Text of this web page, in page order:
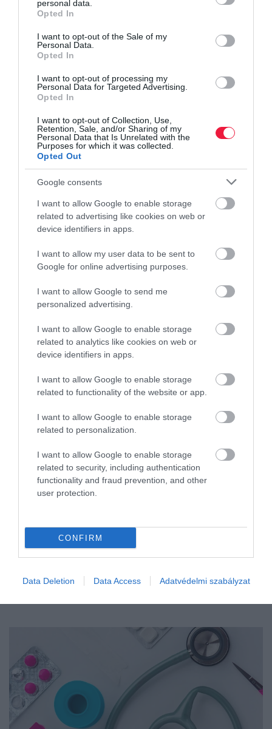
grant or deny consent to Google and its third-party tags to
use your data for below specified purposes in below Google
consent section.
personal data.
Opted In
I want to opt-out of the Sale of my
Personal Data.
Opted In
I want to opt-out of processing my
Personal Data for Targeted Advertising.
Opted In
I want to opt-out of Collection, Use,
Retention, Sale, and/or Sharing of my
Personal Data that Is Unrelated with the
Purposes for which it was collected.
Opted Out
Google consents
I want to allow Google to enable storage
related to advertising like cookies on web or
device identifiers in apps.
I want to allow my user data to be sent to
Google for online advertising purposes.
I want to allow Google to send me
personalized advertising.
I want to allow Google to enable storage
related to analytics like cookies on web or
device identifiers in apps.
I want to allow Google to enable storage
related to functionality of the website or app.
I want to allow Google to enable storage
related to personalization.
I want to allow Google to enable storage
related to security, including authentication
functionality and fraud prevention, and other
user protection.
CONFIRM
Data Deletion Data Access Adatvédelmi szabályzat
TÁRSADALOM
Ezekben az országokban 2100-ra 95 évre nőhet a
A jelenleg élők emberek 5–7 százaléka érheti meg a 95.
születésnapját. A hosszú élet ma tehát még kivételesnek számít,
pár évtized múlva azonban egészen mások lehetnek az arányok.